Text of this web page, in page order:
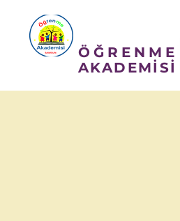
ÖĞRENME
AKADEMİSİ